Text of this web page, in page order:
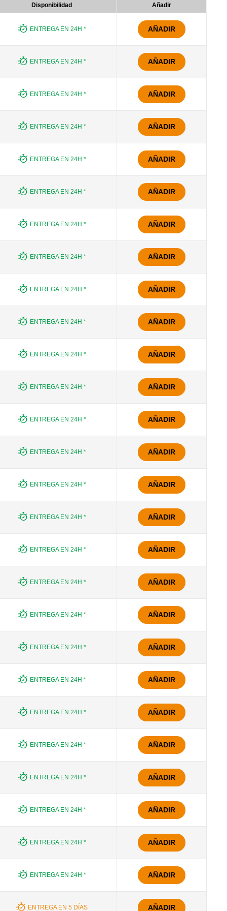
Disponibilidad Añadir
ENTREGA EN 24H * AÑADIR
ENTREGA EN 24H * AÑADIR
ENTREGA EN 24H * AÑADIR
ENTREGA EN 24H * AÑADIR
ENTREGA EN 24H * AÑADIR
ENTREGA EN 24H * AÑADIR
ENTREGA EN 24H * AÑADIR
ENTREGA EN 24H * AÑADIR
ENTREGA EN 24H * AÑADIR
ENTREGA EN 24H * AÑADIR
ENTREGA EN 24H * AÑADIR
ENTREGA EN 24H * AÑADIR
ENTREGA EN 24H * AÑADIR
ENTREGA EN 24H * AÑADIR
ENTREGA EN 24H * AÑADIR
ENTREGA EN 24H * AÑADIR
ENTREGA EN 24H * AÑADIR
ENTREGA EN 24H * AÑADIR
ENTREGA EN 24H * AÑADIR
ENTREGA EN 24H * AÑADIR
ENTREGA EN 24H * AÑADIR
ENTREGA EN 24H * AÑADIR
ENTREGA EN 24H * AÑADIR
ENTREGA EN 24H * AÑADIR
ENTREGA EN 24H * AÑADIR
ENTREGA EN 24H * AÑADIR
ENTREGA EN 24H * AÑADIR
ENTREGA EN 5 DÍAS AÑADIR